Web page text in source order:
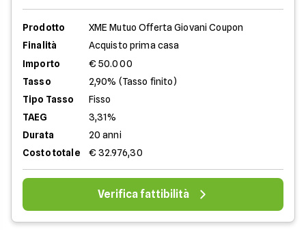
Prodotto
XME Mutuo Offerta Giovani Coupon
Finalità
Acquisto prima casa
Importo
€ 50.000
Tasso
2,90% (Tasso finito)
Tipo Tasso
Fisso
TAEG
3,31%
Durata
20 anni
Costo totale
€ 32.976,30
Verifica fattibilità